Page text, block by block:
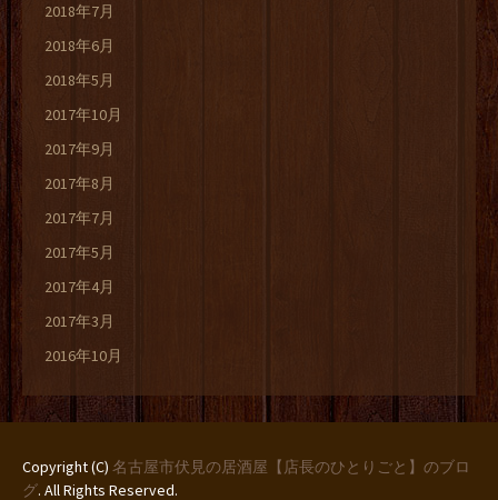
2018年7月
2018年6月
2018年5月
2017年10月
2017年9月
2017年8月
2017年7月
2017年5月
2017年4月
2017年3月
2016年10月
Copyright (C) 名古屋市伏見の居酒屋【店長のひとりごと】のブロ
グ. All Rights Reserved.